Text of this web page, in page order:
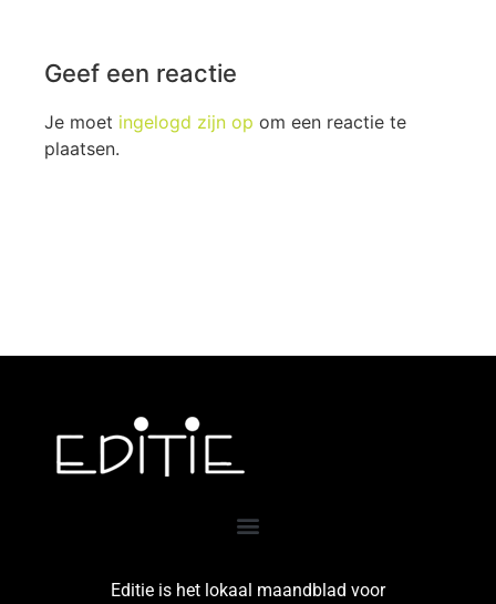
Geef een reactie
Je moet ingelogd zijn op om een reactie te
plaatsen.
Editie is het lokaal maandblad voor